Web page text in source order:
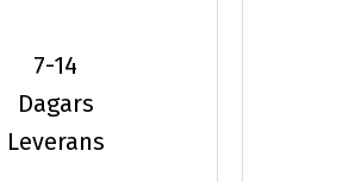
93 V XL
7-14
Dagars
Leverans